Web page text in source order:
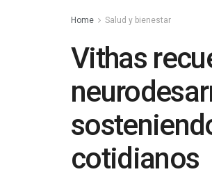
Home Salud y bienestar
Vithas
cotidianos